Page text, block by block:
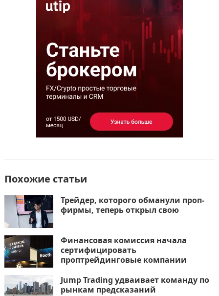
n
а
в
и
т
ь
Похожие статьи
Трейдер, которого обманули проп-
фирмы, теперь открыл свою
Финансовая комиссия начала
сертифицировать
проптрейдинговые компании
Jump Trading удваивает команду по
рынкам предсказаний